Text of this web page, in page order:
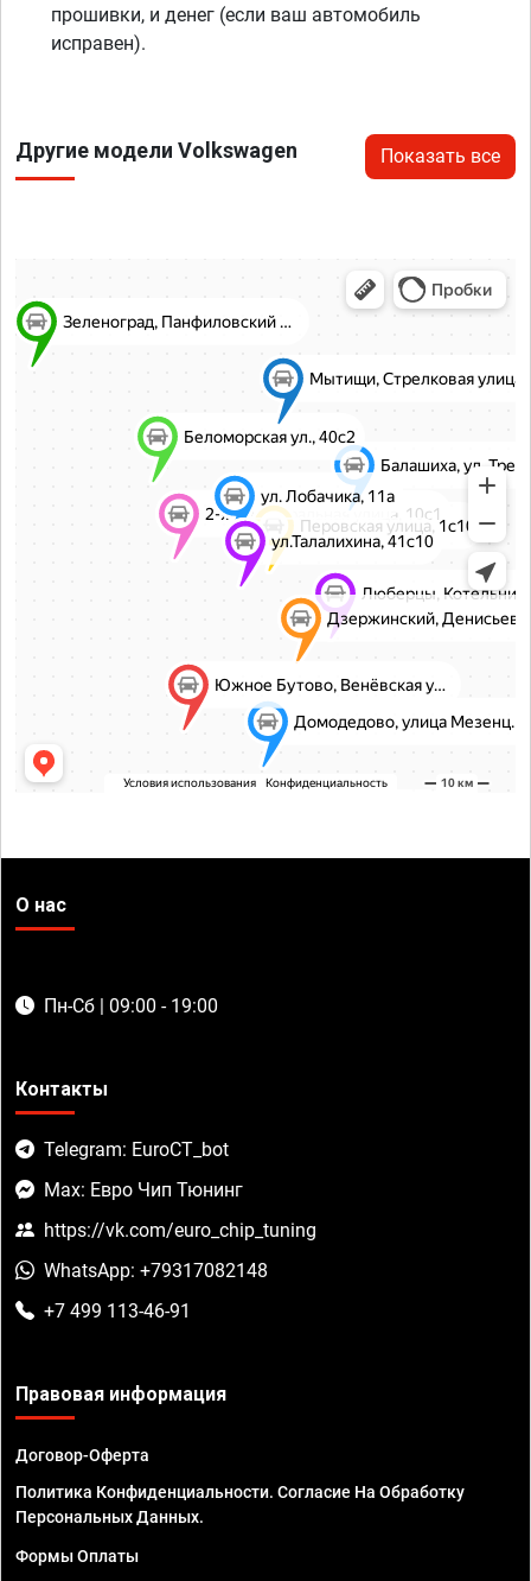
прошивки, и денег (если ваш автомобиль
исправен).
Другие модели Volkswagen Показать все
О нас
Пн-Сб | 09:00 - 19:00
Контакты
Telegram: EuroCT_bot
Max: Евро Чип Тюнинг
https://vk.com/euro_chip_tuning
WhatsApp: +79317082148
+7 499 113-46-91
Правовая информация
Договор-Оферта
Политика Конфиденциальности. Согласие На Обработку
Персональных Данных.
Формы Оплаты